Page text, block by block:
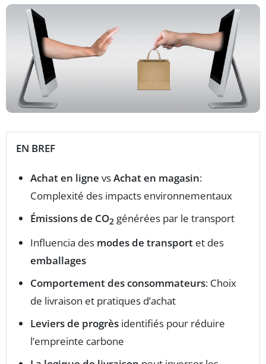
EN BREF
Achat en ligne vsAchat en magasin:
Complexité des impacts environnementaux
Émissions de CO2 générées par le transport
Influencia des modes de transport et des
emballages
Comportement des consommateurs: Choix
de livraison et pratiques d’achat
Leviers de progrès identifiés pour réduire
l’empreinte carbone